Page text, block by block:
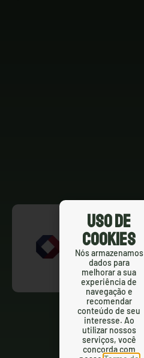
Uso de
Cookies
Nós armazenamos
dados para
melhorar a sua
experiência de
navegação e
recomendar
conteúdo de seu
interesse. Ao
utilizar nossos
serviços, você
concorda com